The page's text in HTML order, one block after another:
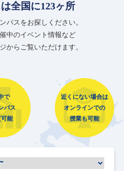
全国に123ヶ所
パスをお探しください。
中のイベント情報など
からご覧いただけます。
で
パス
能
近くにない場合は
オンラインでの
授業も可能